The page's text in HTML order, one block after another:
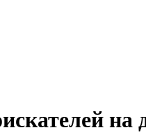
на